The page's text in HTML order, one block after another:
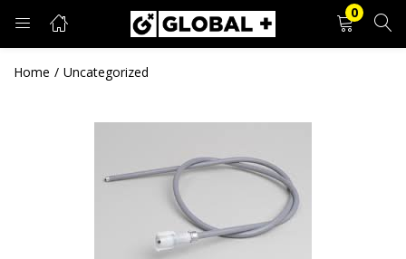
0
PRIJAVA REGISTRACIJA
Home Uncategorized